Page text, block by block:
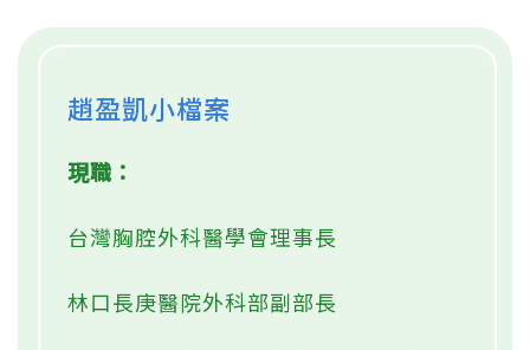
趙盈凱小檔案
現職：
台灣胸腔外科醫學會理事長
林口長庚醫院外科部副部長